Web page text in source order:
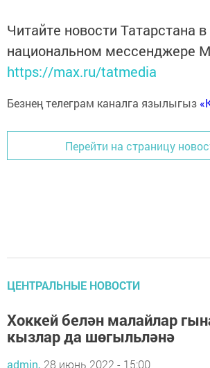
Читайте новости Татарстана в
национальном мессенджере
https://max.ru/tatmedia
Безнең телеграм каналга язылыгыз
Перейти на страницу
ЦЕНТРАЛЬНЫЕ НОВОСТИ
Хоккей белән малайлар
кызлар да шөгыльләнә
admin, 28 июнь 2022 - 15:00